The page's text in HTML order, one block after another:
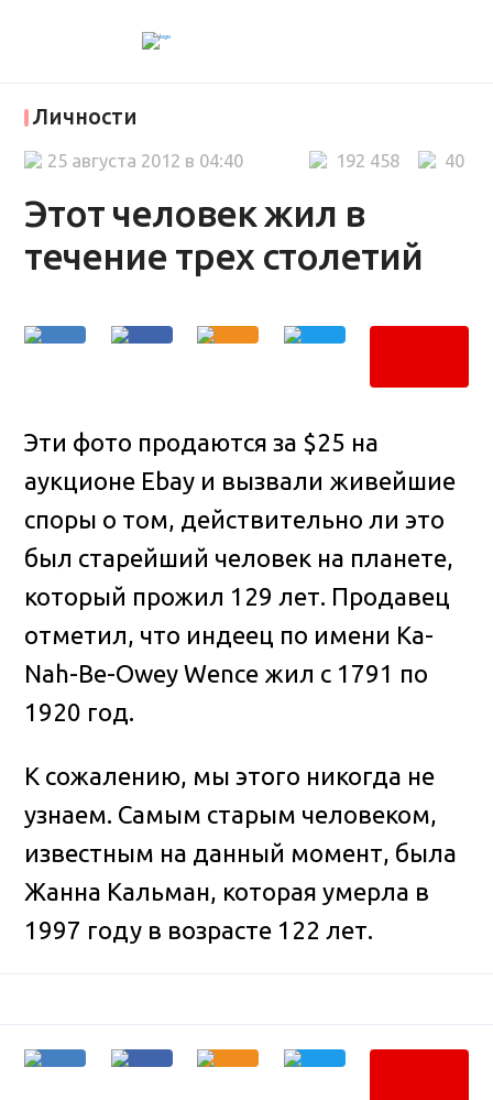
Личности
Этот человек жил в
течение трех столетий
40
192 458
25 августа 2012 в 04:40
Эти фото продаются за $25 на
аукционе Ebay и вызвали живейшие
споры о том, действительно ли это
был старейший человек на планете,
который прожил 129 лет. Продавец
отметил, что индеец по имени Ка-
Nah-Be-Owey Wence жил с 1791 по
1920 год.
К сожалению, мы этого никогда не
узнаем. Самым старым человеком,
известным на данный момент, была
Жанна Кальман, которая умерла в
1997 году в возрасте 122 лет.